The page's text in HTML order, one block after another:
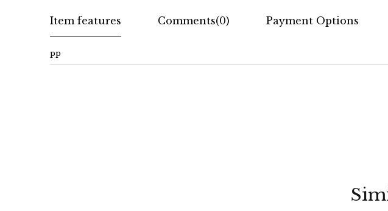
Item features Comments(0) Payment Options
pp